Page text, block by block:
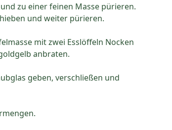
zu einer feinen Masse pürieren.
und weiter pürieren.
mit zwei Esslöffeln Nocken
anbraten.
geben, verschließen und